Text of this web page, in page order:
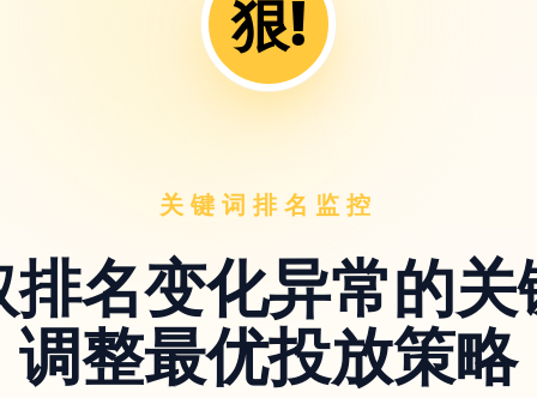
狠!
关键词排名监控
排名变化异常的关
调整最优投放策略